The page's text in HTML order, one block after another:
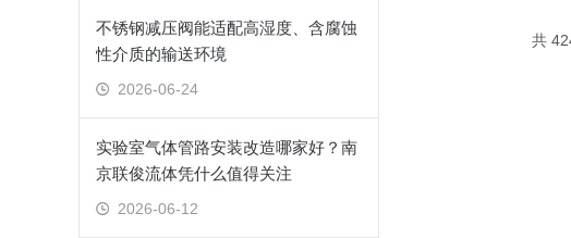
不锈钢减压阀能适配高湿度、含腐蚀
性介质的输送环境
2026-06-24
实验室气体管路安装改造哪家好？南
京联俊流体凭什么值得关注
2026-06-12
共